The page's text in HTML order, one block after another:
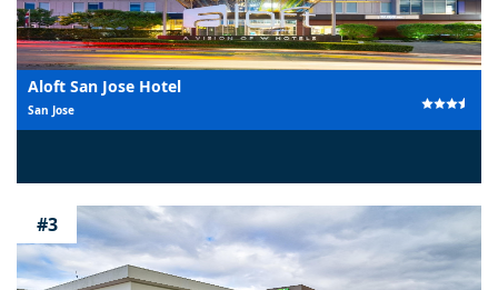
Aloft San Jose Hotel
San Jose
#3